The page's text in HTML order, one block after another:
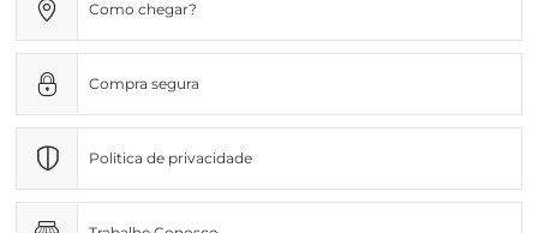
Como chegar?
Compra segura
Politica de privacidade